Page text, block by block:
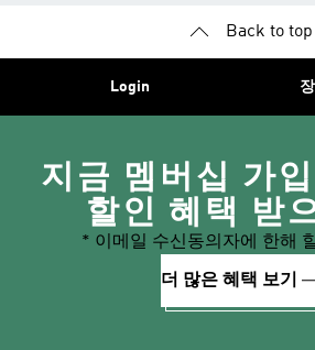
Back to top
Login
지금 멤버십 가입
할인 혜택 받
* 이메일 수신동의자에 한해
더 많은 혜택 보기